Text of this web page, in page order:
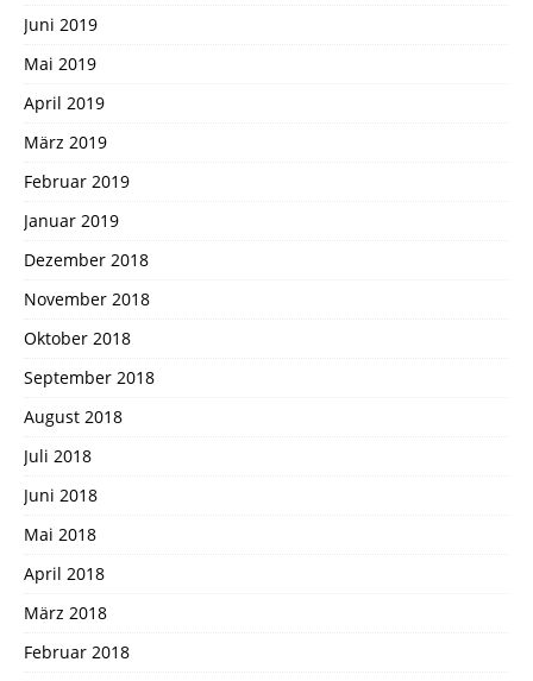
Juni 2019
Mai 2019
April 2019
März 2019
Februar 2019
Januar 2019
Dezember 2018
November 2018
Oktober 2018
September 2018
August 2018
Juli 2018
Juni 2018
Mai 2018
April 2018
März 2018
Februar 2018